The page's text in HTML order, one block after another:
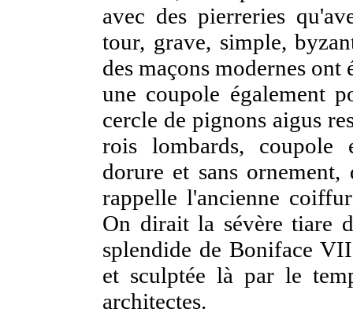
avec des pierreries
tour, grave, simple,
des maçons modernes
une coupole également
cercle de pignons aigus
rois lombards, coupole
dorure et sans
rappelle l'ancienne
On dirait la sévère tiare
splendide de Boniface
et sculptée là par le
architectes.